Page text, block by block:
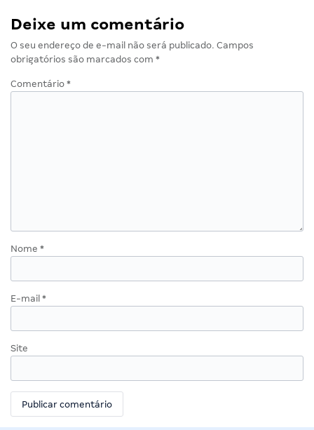
Deixe um comentário
O seu endereço de e-mail não será publicado. Campos
obrigatórios são marcados com *
Comentário *
Nome *
E-mail *
Site